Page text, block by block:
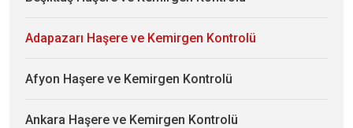
Adapazarı Haşere ve Kemirgen Kontrolü
Afyon Haşere ve Kemirgen Kontrolü
Ankara Haşere ve Kemirgen Kontrolü